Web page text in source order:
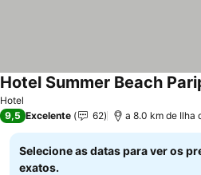
Hotel
Hotel Summer Beach
9,5 Excelente 62 a 8.0 km de Ilha
Selecione as datas para ver os
exatos.